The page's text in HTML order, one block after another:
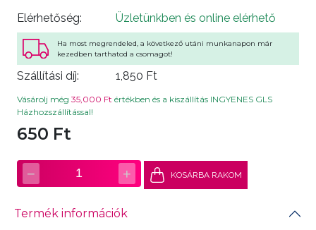
Elérhetőség:
Üzletünkben és online elérhető
Ha most megrendeled, a következő utáni munkanapon már
kezedben tarthatod a csomagot!
Szállítási díj: 1,850 Ft
Vásárolj még 35,000 Ft értékben és a kiszállítás INGYENES GLS
Házhozszállítással!
650 Ft
− 1 + KOSÁRBA RAKOM
Termék információk